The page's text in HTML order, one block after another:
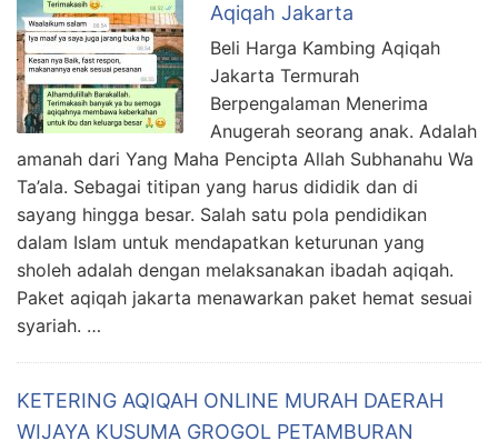
Aqiqah Jakarta
Beli Harga Kambing Aqiqah
Jakarta Termurah
Berpengalaman Menerima
Anugerah seorang anak. Adalah
amanah dari Yang Maha Pencipta Allah Subhanahu Wa
Ta’ala. Sebagai titipan yang harus dididik dan di
sayang hingga besar. Salah satu pola pendidikan
dalam Islam untuk mendapatkan keturunan yang
sholeh adalah dengan melaksanakan ibadah aqiqah.
Paket aqiqah jakarta menawarkan paket hemat sesuai
syariah. …
KETERING AQIQAH ONLINE MURAH DAERAH
WIJAYA KUSUMA GROGOL PETAMBURAN